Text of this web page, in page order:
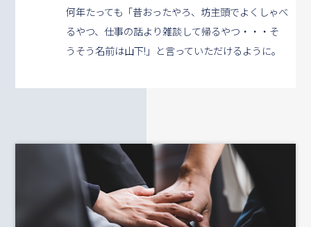
何年たっても「昔おったやろ、坊主頭でよくしゃべ
るやつ、仕事の話より雑談して帰るやつ・・・そ
うそう名前は山下!」と言っていただけるように。